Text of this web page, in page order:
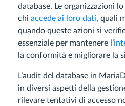
database. Le organizzazioni
chi accede ai loro dati, quali
quando queste azioni si
essenziale per mantenere l’
la conformità e migliorare la
L’audit del database in
in diversi aspetti della
rilevare tentativi di accesso